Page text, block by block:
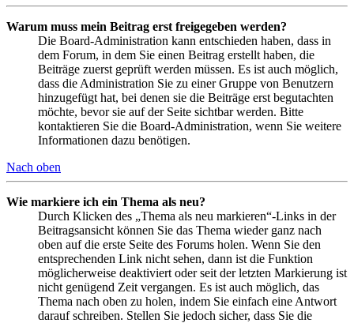
Warum muss mein Beitrag erst freigegeben werden?
Die Board-Administration kann entschieden haben, dass in
dem Forum, in dem Sie einen Beitrag erstellt haben, die
Beiträge zuerst geprüft werden müssen. Es ist auch möglich,
dass die Administration Sie zu einer Gruppe von Benutzern
hinzugefügt hat, bei denen sie die Beiträge erst begutachten
möchte, bevor sie auf der Seite sichtbar werden. Bitte
kontaktieren Sie die Board-Administration, wenn Sie weitere
Informationen dazu benötigen.
Nach oben
Wie markiere ich ein Thema als neu?
Durch Klicken des „Thema als neu markieren“-Links in der
Beitragsansicht können Sie das Thema wieder ganz nach
oben auf die erste Seite des Forums holen. Wenn Sie den
entsprechenden Link nicht sehen, dann ist die Funktion
möglicherweise deaktiviert oder seit der letzten Markierung ist
nicht genügend Zeit vergangen. Es ist auch möglich, das
Thema nach oben zu holen, indem Sie einfach eine Antwort
darauf schreiben. Stellen Sie jedoch sicher, dass Sie die